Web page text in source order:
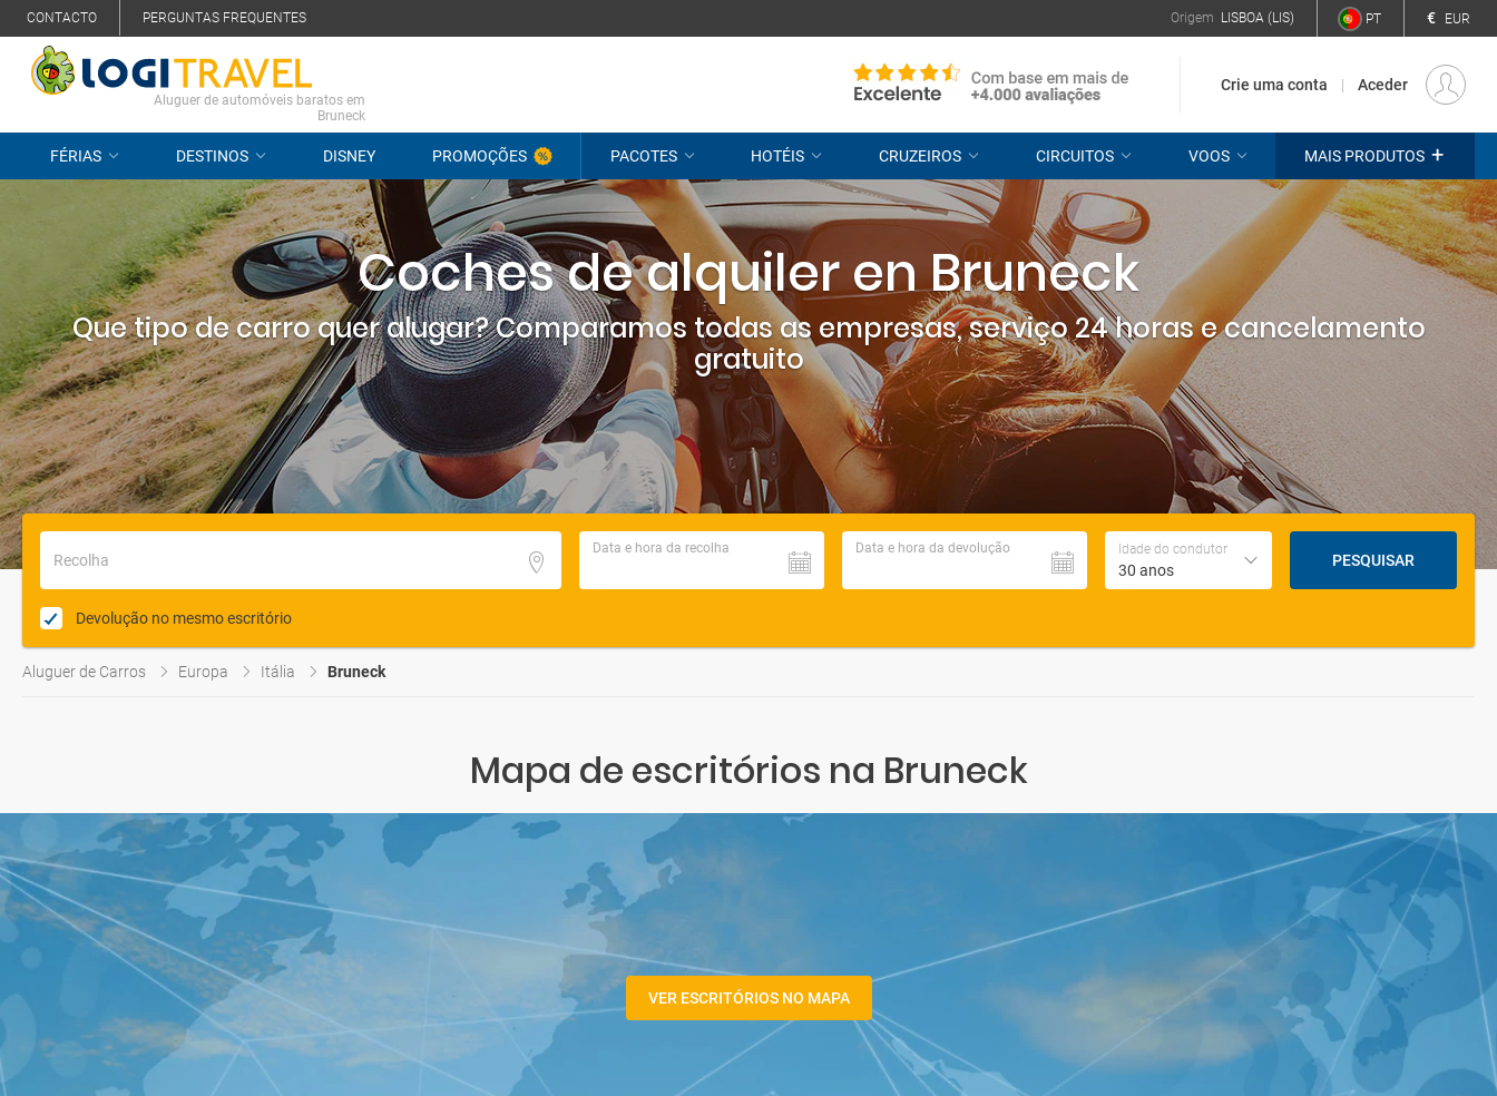
CONTACTO PERGUNTAS FREQUENTES Origem LISBOA (LIS) PT € EUR
Aluguer de automóveis baratos em
Bruneck
Crie uma conta Aceder
FÉRIAS DESTINOS DISNEY PROMOÇÕES PACOTES HOTÉIS CRUZEIROS CIRCUITOS VOOS MAIS PRODUTOS +
Coches de alquiler en Bruneck
Que tipo de carro quer alugar? Comparamos todas as empresas, serviço 24 horas e cancelamento
gratuito
Recolha
Data e hora da recolha Data e hora da devolução Idade do condutor
30 anos
PESQUISAR
Devolução no mesmo escritório
Aluguer de Carros Europa Itália Bruneck
Mapa de escritórios na Bruneck
VER ESCRITÓRIOS NO MAPA